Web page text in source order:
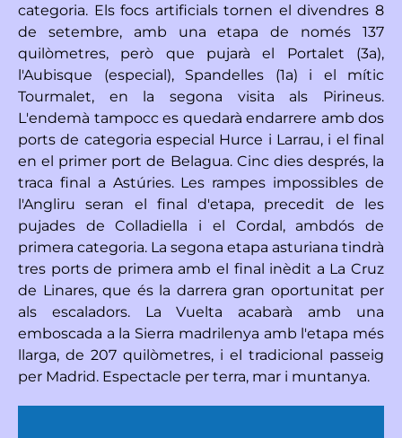
categoria. Els focs artificials tornen el divendres 8
de setembre, amb una etapa de només 137
quilòmetres, però que pujarà el Portalet (3a),
l'Aubisque (especial), Spandelles (1a) i el mític
Tourmalet, en la segona visita als Pirineus.
L'endemà tampocc es quedarà endarrere amb dos
ports de categoria especial Hurce i Larrau, i el final
en el primer port de Belagua. Cinc dies després, la
traca final a Astúries. Les rampes impossibles de
l'Angliru seran el final d'etapa, precedit de les
pujades de Colladiella i el Cordal, ambdós de
primera categoria. La segona etapa asturiana tindrà
tres ports de primera amb el final inèdit a La Cruz
de Linares, que és la darrera gran oportunitat per
als escaladors. La Vuelta acabarà amb una
emboscada a la Sierra madrilenya amb l'etapa més
llarga, de 207 quilòmetres, i el tradicional passeig
per Madrid. Espectacle per terra, mar i muntanya.